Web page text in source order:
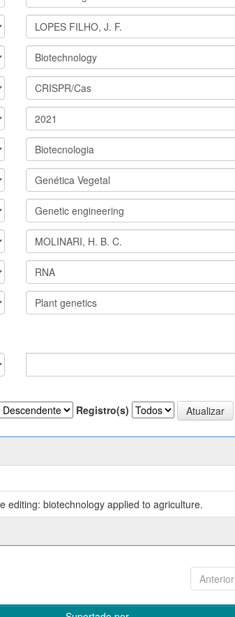
Registro(s)
editing: biotechnology applied to agriculture.
Anterior